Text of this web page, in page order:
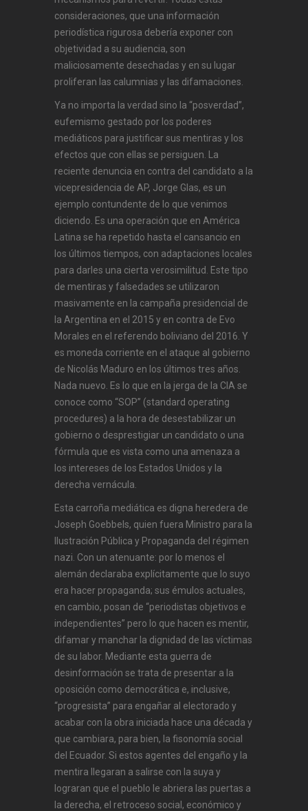
consideraciones, que una información
periodística rigurosa debería exponer con
objetividad a su audiencia, son
maliciosamente desechadas y en su lugar
proliferan las calumnias y las difamaciones.
Ya no importa la verdad sino la “posverdad”,
eufemismo gestado por los poderes
mediáticos para justificar sus mentiras y los
efectos que con ellas se persiguen. La
reciente denuncia en contra del candidato a la
vicepresidencia de AP, Jorge Glas, es un
ejemplo contundente de lo que venimos
diciendo. Es una operación que en América
Latina se ha repetido hasta el cansancio en
los últimos tiempos, con adaptaciones locales
para darles una cierta verosimilitud. Este tipo
de mentiras y falsedades se utilizaron
masivamente en la campaña presidencial de
la Argentina en el 2015 y en contra de Evo
Morales en el referendo boliviano del 2016. Y
es moneda corriente en el ataque al gobierno
de Nicolás Maduro en los últimos tres años.
Nada nuevo. Es lo que en la jerga de la CIA se
conoce como “SOP” (standard operating
procedures) a la hora de desestabilizar un
gobierno o desprestigiar un candidato o una
fórmula que es vista como una amenaza a
los intereses de los Estados Unidos y la
derecha vernácula.
Esta carroña mediática es digna heredera de
Joseph Goebbels, quien fuera Ministro para la
Ilustración Pública y Propaganda del régimen
nazi. Con un atenuante: por lo menos el
alemán declaraba explícitamente que lo suyo
era hacer propaganda; sus émulos actuales,
en cambio, posan de “periodistas objetivos e
independientes” pero lo que hacen es mentir,
difamar y manchar la dignidad de las víctimas
de su labor. Mediante esta guerra de
desinformación se trata de presentar a la
oposición como democrática e, inclusive,
“progresista” para engañar al electorado y
acabar con la obra iniciada hace una década y
que cambiara, para bien, la fisonomía social
del Ecuador. Si estos agentes del engaño y la
mentira llegaran a salirse con la suya y
lograran que el pueblo le abriera las puertas a
la derecha, el retroceso social, económico y